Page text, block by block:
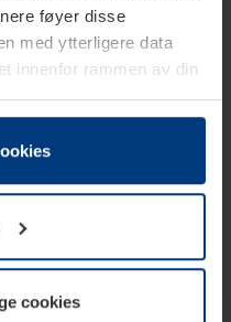
føyer disse
med ytterligere data
innenfor rammen av din
på din
nødvendig for drift av
som helst endre eller
av
Personvernerklæringpå
cookies